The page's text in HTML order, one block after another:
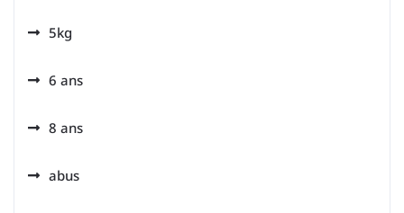
5kg
6 ans
8 ans
abus